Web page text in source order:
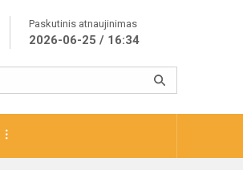
Paskutinis atnaujinimas
2026-06-25 / 16:34